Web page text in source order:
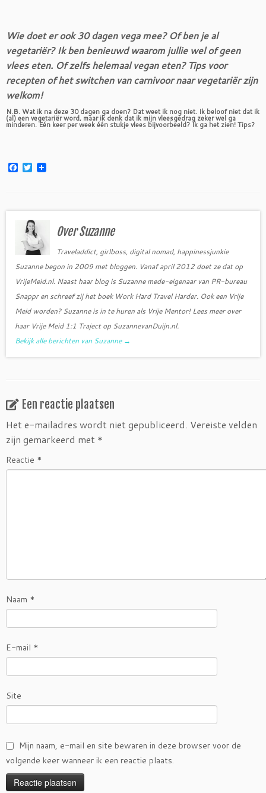
Wie doet er ook 30 dagen vega mee? Of ben je al
vegetariër? Ik ben benieuwd waarom jullie wel of geen
vlees eten. Of zelfs helemaal vegan eten? Tips voor
recepten of het switchen van carnivoor naar vegetariër zijn
welkom!
N.B. Wat ik na deze 30 dagen ga doen? Dat weet ik nog niet. Ik beloof niet dat ik
(al) een vegetariër word, maar ik denk dat ik mijn vleesgedrag zeker wel ga
minderen. Eén keer per week één stukje vlees bijvoorbeeld? Ik ga het zien! Tips?
F
o
T
w
e
r
Over Suzanne
Traveladdict, girlboss, digital nomad, happinessjunkie
Suzanne begon in 2009 met bloggen. Vanaf april 2012 doet ze dat op
VrijeMeid.nl. Naast haar blog is Suzanne mede-eigenaar van PR-bureau
Snappr en schreef zij het boek Work Hard Travel Harder. Ook een Vrije
Meid worden? Suzanne is in te huren als Vrije Mentor! Lees meer over
haar Vrije Meid 1:1 Traject op SuzannevanDuijn.nl.
Bekijk alle berichten van Suzanne →
Een reactie plaatsen
Het e-mailadres wordt niet gepubliceerd. Vereiste velden
zijn gemarkeerd met *
Reactie *
Naam *
E-mail *
Site
Mijn naam, e-mail en site bewaren in deze browser voor de
volgende keer wanneer ik een reactie plaats.